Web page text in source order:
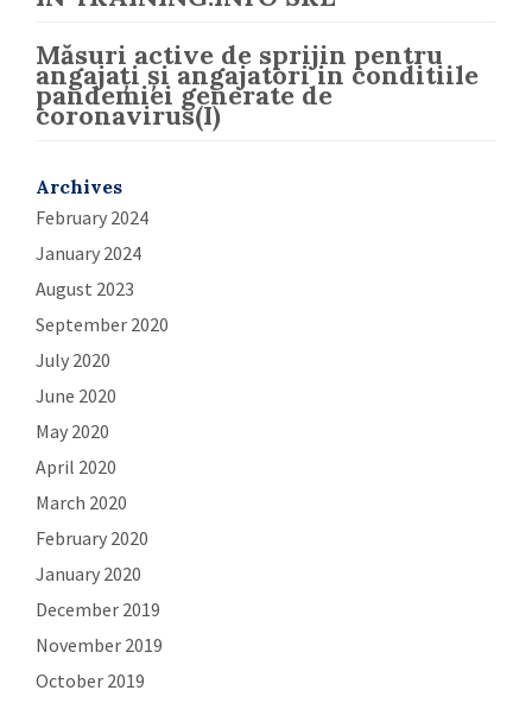
Măsuri active de sprijin pentru
angajați și angajatori in conditiile
pandemiei generate de
coronavirus(I)
Archives
February 2024
January 2024
August 2023
September 2020
July 2020
June 2020
May 2020
April 2020
March 2020
February 2020
January 2020
December 2019
November 2019
October 2019